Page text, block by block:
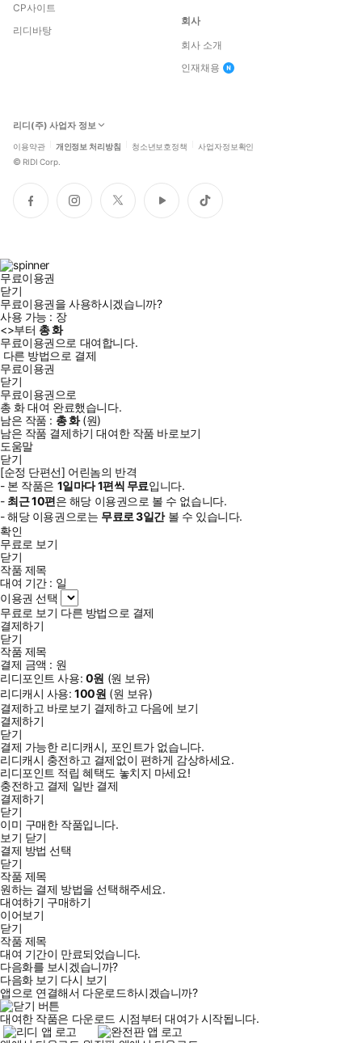
CP사이트
리디바탕
회사
회사 소개
인재채용
리디(주) 사업자 정보
이용약관 개인정보 처리방침 청소년보호정책 사업자정보확인
© RIDI Corp.
페
이
인
스
트
위
유
튜
틱
톡
무료이용권
닫기
무료이용권을 사용하시겠습니까?
사용 가능 : 장
<>부터 총화
무료이용권으로 대여합니다.
다른 방법으로 결제
무료이용권
닫기
무료이용권으로
총 화대여 완료했습니다.
남은 작품 : 총화(원)
남은 작품 결제하기 대여한 작품 바로보기
도움말
닫기
[순정 단편선] 어린놈의 반격
- 본 작품은 1일마다1편씩 무료입니다.
- 최근10편은 해당 이용권으로 볼 수 없습니다.
- 해당 이용권으로는 무료로3일간볼 수 있습니다.
확인
무료로 보기
닫기
작품 제목
대여 기간 : 일
이용권 선택
무료로 보기 다른 방법으로 결제
결제하기
닫기
작품 제목
결제 금액 : 원
리디포인트 사용: 0원 (원 보유)
리디캐시 사용:100원 (원 보유)
결제하고 바로보기 결제하고 다음에 보기
결제하기
닫기
결제 가능한 리디캐시, 포인트가 없습니다.
리디캐시 충전하고 결제없이 편하게 감상하세요.
리디포인트 적립 혜택도 놓치지 마세요!
충전하고 결제 일반 결제
결제하기
닫기
이미 구매한 작품입니다.
보기 닫기
결제 방법 선택
닫기
작품 제목
원하는 결제 방법을 선택해주세요.
대여하기 구매하기
이어보기
닫기
작품 제목
대여 기간이 만료되었습니다.
다음화를 보시겠습니까?
다음화 보기 다시 보기
앱으로 연결해서 다운로드하시겠습니까?
대여한 작품은 다운로드 시점부터 대여가 시작됩니다.